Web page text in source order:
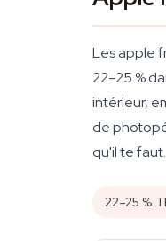
Les apple
22–25 %
intérieur,
de
qu'il te faut.
22–25 %